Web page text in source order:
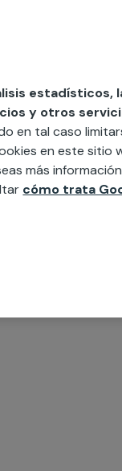
y resuelve
de
en tu hogar:
y eficiencia
un hogar confortable es
los principales objetivos
estadísticos,
y otros
en tal caso
en este sitio
más
cómo trata